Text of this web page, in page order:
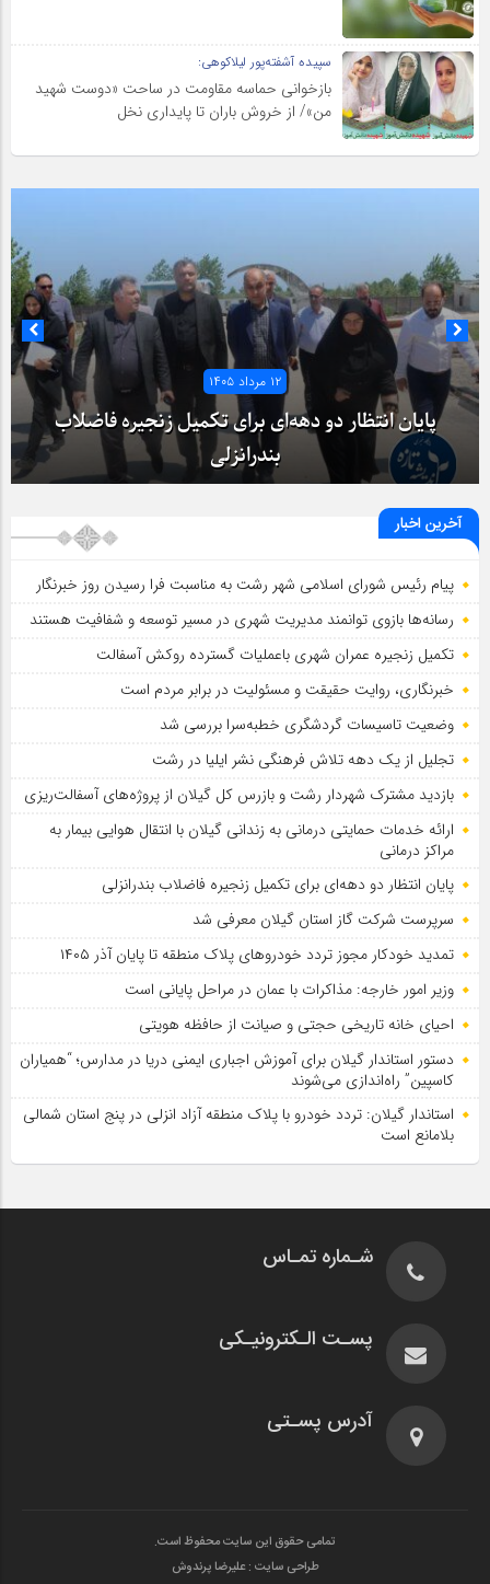
سپیده آشفته‌پور لیلاکوهی:
بازخوانی حماسه مقاومت در ساحت «دوست شهید
من»/ از خروش باران تا پایداری نخل
۱۲ مرداد ۱۴۰۵
پایان انتظار دو دهه‌ای برای تکمیل زنجیره فاضلاب
بندرانزلی
آخرین اخبار
پیام رئیس شورای اسلامي شهر رشت به مناسبت فرا رسیدن روز خبرنگار
رسانه‌ها بازوی توانمند مدیریت شهری در مسیر توسعه و شفافیت هستند
تکمیل زنجیره عمران شهری باعملیات گسترده روکش آسفالت
خبرنگاری، روایت حقیقت و مسئولیت‌ در برابر مردم است
وضعیت تاسیسات گردشگری خطبه‌سرا بررسی شد
تجلیل از یک دهه تلاش فرهنگی نشر ایلیا در رشت
بازدید مشترک شهردار رشت و بازرس کل گیلان از پروژه‌های آسفالت‌ریزی
ارائه خدمات حمایتی درمانی به زندانی گیلان با انتقال هوایی بیمار به
مراکز درمانی
پایان انتظار دو دهه‌ای برای تکمیل زنجیره فاضلاب بندرانزلی
سرپرست شرکت گاز استان گیلان معرفی شد
تمدید خودكار مجوز تردد خودروهای پلاك منطقه تا پایان آذر ۱۴۰۵
وزیر امور خارجه: مذاکرات با عمان در مراحل پایانی است
احیای خانه تاریخی حجتی و صیانت از حافظه هویتی
دستور استاندار گیلان برای آموزش اجباری ایمنی دریا در مدارس؛ “همیاران
کاسپین” راه‌اندازی می‌شوند
استاندار گیلان: تردد خودرو با پلاک منطقه آزاد انزلی در پنج استان شمالی
بلامانع است
شـماره تمـاس
پسـت الـکترونیـکی
آدرس پسـتی
تمامی حقوق این سایت محفوظ است.
طراحی سایت : علیرضا پرندوش